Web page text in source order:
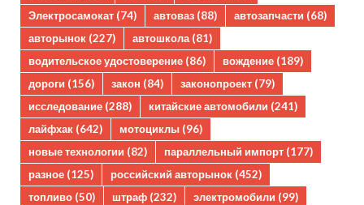
Электросамокат (74) автоваз (88) автозапчасти (68)
авторынок (227) автошкола (81)
водительское удостоверение (86) вождение (189)
дороги (156) закон (84) законопроект (79)
исследование (288) китайские автомобили (241)
лайфхак (642) мотоциклы (96)
новые технологии (82) параллельный импорт (177)
разное (125) российский авторынок (452)
топливо (50) штраф (232) электромобили (99)